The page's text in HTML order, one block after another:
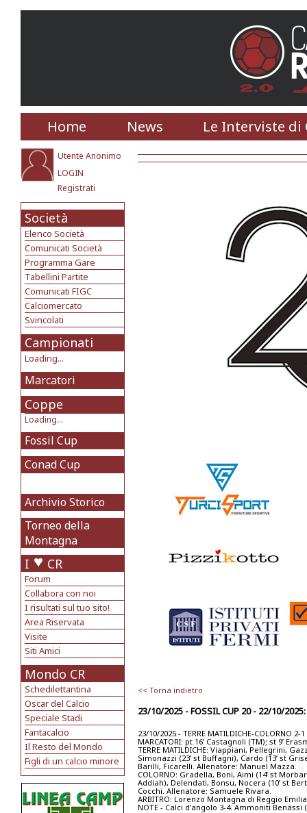
Home News Le Interviste di
Utente Anonimo
LOGIN
Registrati
Società
Elenco Società
Comunicati Società
Programma Gare
Tabellini Partite
Comunicati FIGC
Calciomercato
Svincolati
Campionati
Loading...
Marcatori
Coppe
Loading...
Fossil Cup
Conad Cup
Archivio Storico
Torneo della
Montagna
I CR
Forum
Collabora con noi
I risultati sul tuo sito!
Area Riservata
Visite
Siti Amici
Mondo CR
Schedilettantina
Oscar del Calcio
Speciale Stadi
Fantacalcio
Il Resto del Mondo
Figli di un calcio minore
<< Torna indietro
23/10/2025 - FOSSIL CUP 20 - 22/10/
23/10/2025 - TERRE MATILDICHE-COLORNO 2-1
MARCATORI: pt 16’ Castagnoli (TM); st 9’
TERRE MATILDICHE: Viappiani, Pellegrini,
Simonazzi (23’ st Buffagni), Cardo (13’ st
Barilli, Ficarelli. Allenatore: Manuel Mazza.
COLORNO: Gradella, Boni, Aimi (14’ st
Addiah), Delendati, Bonsu, Nocera (10’ st
Cocchi. Allenatore: Samuele Rivara.
ARBITRO: Lorenzo Montagna di Reggio Emilia
NOTE - Calci d’angolo 3-4. Ammoniti Benassi